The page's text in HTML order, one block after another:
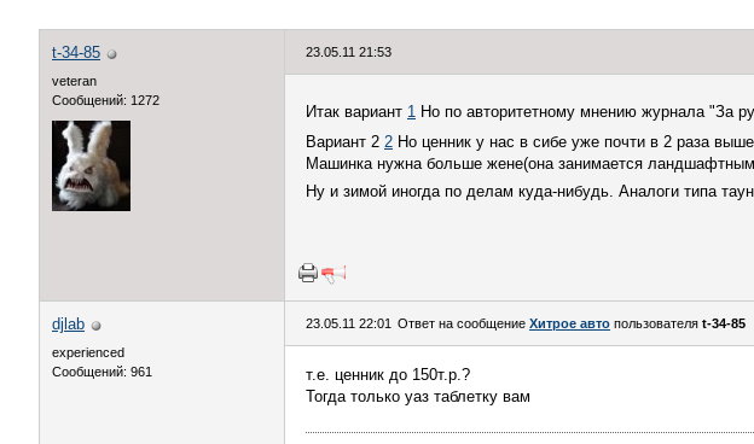
t-34-85
veteran
Сообщений: 1272
23.05.11 21:53
Итак вариант 1 Но по авторитетному мнению журнала "За
Вариант 2 2 Но ценник у нас в сибе уже почти в 2 раза выше
Машинка нужна больше жене(она занимается
Ну и зимой иногда по делам куда-нибудь. Аналоги типа
djlab
experienced
Сообщений: 961
23.05.11 22:01 Ответ на сообщение Хитрое авто пользователя t-34-85
т.е. ценник до 150т.р.?
Тогда только уаз таблетку вам